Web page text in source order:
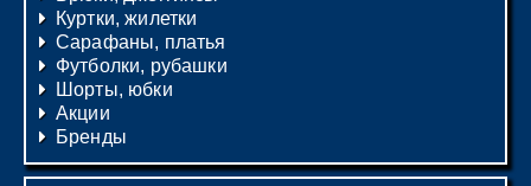
Куртки, жилетки
Сарафаны, платья
Футболки, рубашки
Шорты, юбки
Акции
Бренды